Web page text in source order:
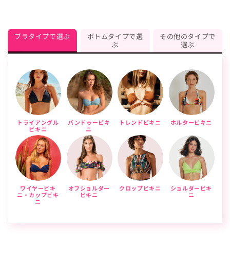
ブラタイプで選ぶ
ボトムタイプで選
ぶ
その他のタイプで
選ぶ
トライアングル
ビキニ
バンドゥービキ
ニ
トレンドビキニ ホルタービキニ
ワイヤービキ
ニ・カップビキ
ニ
オフショルダー
ビキニ
クロップビキニ
ショルダービキ
ニ